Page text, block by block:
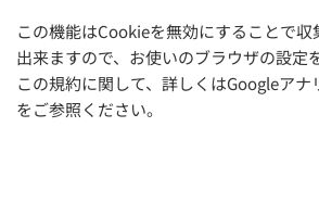
この機能はCookieを無効にすることで
出来ますので、お使いのブラウザの設定
この規約に関して、詳しくはGoogleアナ
をご参照ください。